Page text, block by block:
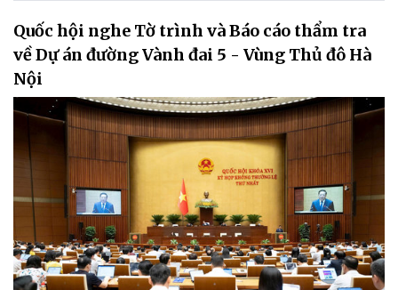
Quốc hội nghe Tờ trình và Báo cáo thẩm tra
về Dự án đường Vành đai 5 - Vùng Thủ đô Hà
Nội